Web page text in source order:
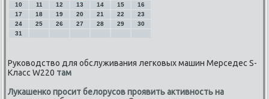
10
11 12 13 14 15
16
17
18 19 20 21 22
23
24
25 26 27 28 29
30
31
Руководство для обслуживания легковых машин Мерседес S-
Класс W220 там
Лукашенко просит белорусов проявить активность на